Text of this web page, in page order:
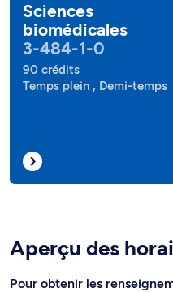
Sciences
biomédicales
3-484-1-0
90 crédits
Temps plein , Demi-temps
Aperçu des
Pour obtenir les